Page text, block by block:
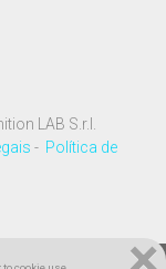
LAB S.r.l.
- Política de